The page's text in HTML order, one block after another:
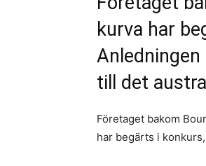
kurva har
till det
Företaget bakom
har begärts i